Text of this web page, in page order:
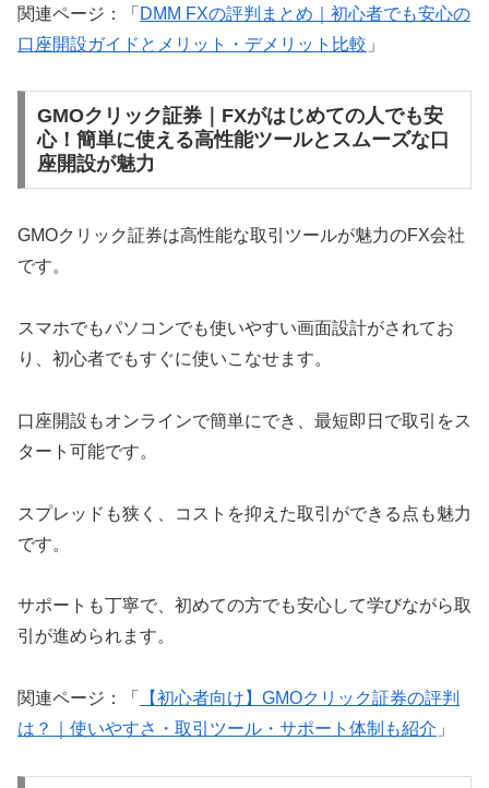
関連ページ：「 DMM FXの評判まとめ｜初心者でも安心の
口座開設ガイドとメリット・デメリット比較 」
GMOクリック証券｜FXがはじめての人でも安
心！簡単に使える高性能ツールとスムーズな口
座開設が魅力
GMOクリック証券は高性能な取引ツールが魅力のFX会社
です。
スマホでもパソコンでも使いやすい画面設計がされてお
り、初心者でもすぐに使いこなせます。
口座開設もオンラインで簡単にでき、最短即日で取引をス
タート可能です。
スプレッドも狭く、コストを抑えた取引ができる点も魅力
です。
サポートも丁寧で、初めての方でも安心して学びながら取
引が進められます。
関連ページ：「
【初心者向け】GMOクリック証券の評判
は？｜使いやすさ・取引ツール ・サポート体制も紹介 」